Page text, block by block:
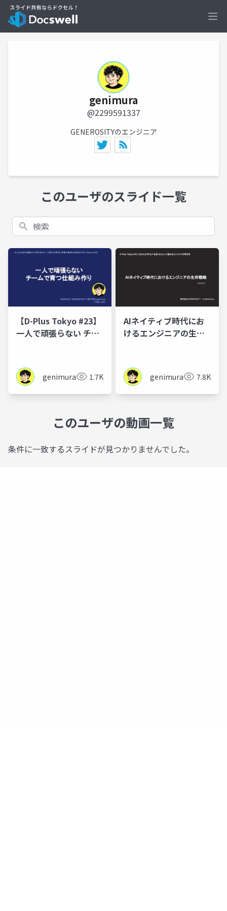
genimura
@2299591337
GENEROSITYのエンジニア
このユーザのスライド一覧
検索
【D-Plus Tokyo #23】
一人で頑張らない チー
genimura 1.7K
AIネイティブ時代にお
けるエンジニアの生存
genimura 7.8K
このユーザの動画一覧
条件に一致するスライドが見つかりませんでした。